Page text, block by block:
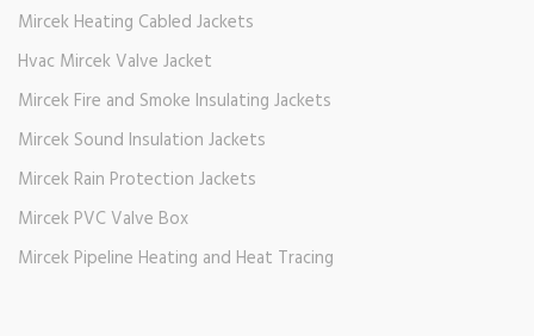
Mircek Heating Cabled Jackets
Hvac Mircek Valve Jacket
Mircek Fire and Smoke Insulating Jackets
Mircek Sound Insulation Jackets
Mircek Rain Protection Jackets
Mircek PVC Valve Box
Mircek Pipeline Heating and Heat Tracing